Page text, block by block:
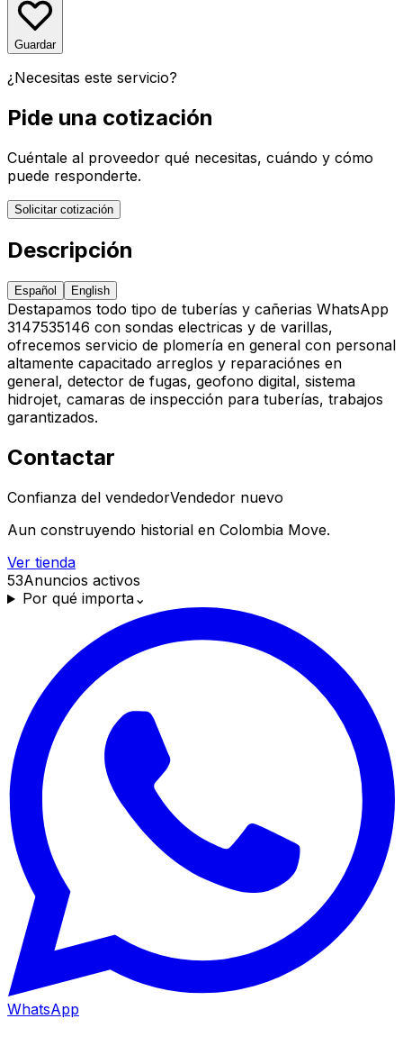
Guardar
¿Necesitas este servicio?
Pide una cotización
Cuéntale al proveedor qué necesitas, cuándo y cómo
puede responderte.
Solicitar cotización
Descripción
Español English
Destapamos todo tipo de tuberías y cañerias WhatsApp
3147535146 con sondas electricas y de varillas,
ofrecemos servicio de plomería en general con personal
altamente capacitado arreglos y reparaciónes en
general, detector de fugas, geofono digital, sistema
hidrojet, camaras de inspección para tuberías, trabajos
garantizados.
Contactar
Confianza del vendedorVendedor nuevo
Aun construyendo historial en Colombia Move.
Ver tienda
53Anuncios activos
Por qué importa⌄
WhatsApp